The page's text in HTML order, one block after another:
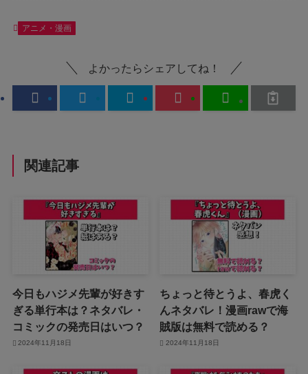
アニメ・漫画
よかったらシェアしてね！
関連記事
今日もハジメ先輩が好きす
ぎる単行本は？ネタバレ・
コミックの発売日はいつ？
2024年11月18日
ちょっと待とうよ、春虎く
んネタバレ！漫画rawで海
賊版は無料で読める？
2024年11月18日